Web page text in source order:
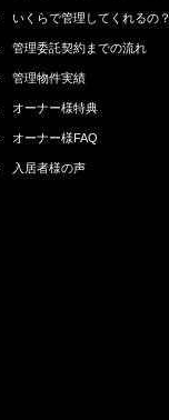
いくらで管理してくれるの？
管理委託契約までの流れ
管理物件実績
オーナー様特典
オーナー様FAQ
入居者様の声